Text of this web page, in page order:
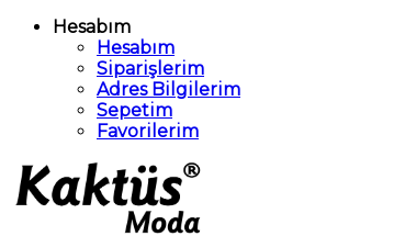
Hesabım
Hesabım
Siparişlerim
Adres Bilgilerim
Sepetim
Favorilerim